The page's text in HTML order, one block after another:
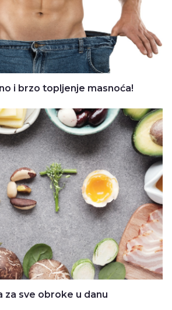
i brzo topljenje masnoća!
za sve obroke u danu